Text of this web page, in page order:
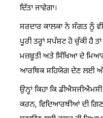
ਦਿੱਤਾ ਜਾਵੇਗਾ।
ਸਰਦਾਰ ਕਾਲਕਾ ਨੇ ਸੰਗਤ ਨੂੰ ਵੀ
ਪੂਰੀ ਤਰ੍ਹਾਂ ਸਪੱਸ਼ਟ ਹੋ ਚੁੱਕੀ ਹੈ
ਮਜ਼ਬੂਤੀ ਅਤੇ ਸਿੱਖਿਆ ਦੇ
ਆਰਥਿਕ ਸਹਿਯੋਗ ਦੇਣ ਲਈ
ਉਨ੍ਹਾਂ ਕਿਹਾ ਕਿ
ਕਰਨ, ਵਿਦਿਆਰਥੀਆਂ ਦੀ